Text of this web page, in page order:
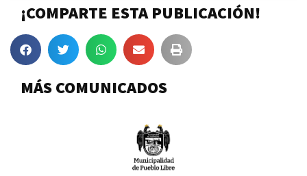
¡COMPARTE ESTA PUBLICACIÓN!
MÁS COMUNICADOS